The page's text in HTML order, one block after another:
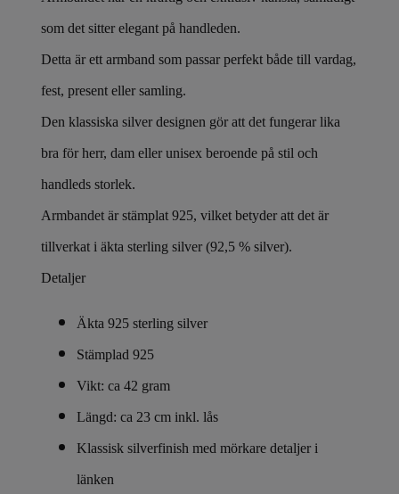
som det sitter elegant på handleden.
Detta är ett armband som passar perfekt både till vardag,
fest, present eller samling.
Den klassiska silver designen gör att det fungerar lika
bra för herr, dam eller unisex beroende på stil och
handleds storlek.
Armbandet är stämplat 925, vilket betyder att det är
tillverkat i äkta sterling silver (92,5 % silver).
Detaljer
Äkta 925 sterling silver
Stämplad 925
Vikt: ca 42 gram
Längd: ca 23 cm inkl. lås
Klassisk silverfinish med mörkare detaljer i
länken